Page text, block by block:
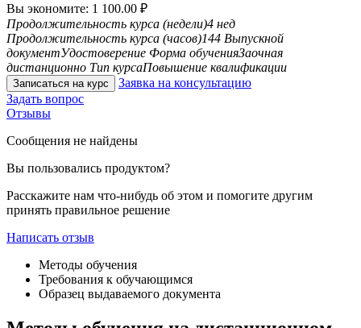
Вы экономите: 1 100.00 ₽
Продолжительность курса (недели)4 нед
Продолжительность курса (часов)144 Выпускной
документУдостоверение Форма обученияЗаочная
дистанционно Тип курсаПовышение квалификации
Записаться на курс
Заявка на консультацию
Задать вопрос
Отзывы
Сообщения не найдены
Вы пользовались продуктом?
Расскажите нам что-нибудь об этом и помогите другим
принять правильное решение
Написать отзыв
Методы обучения
Требования к обучающимся
Образец выдаваемого документа